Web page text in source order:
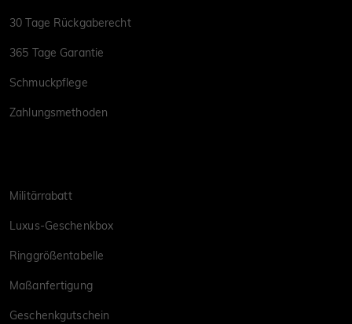
30 Tage Rückgaberecht
365 Tage Garantie
Schmuckpflege
Zahlungsmethoden
Militärrabatt
Luxus-Geschenkbox
Ringgrößentabelle
Maßanfertigung
Geschenkgutschein